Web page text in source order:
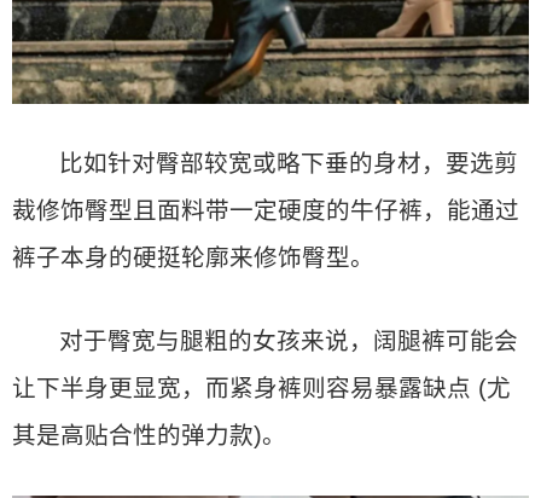
比如针对臀部较宽或略下垂的身材，要选剪
裁修饰臀型且面料带一定硬度的牛仔裤，能通过
裤子本身的硬挺轮廓来修饰臀型。
对于臀宽与腿粗的女孩来说，阔腿裤可能会
让下半身更显宽，而紧身裤则容易暴露缺点 (尤
其是高贴合性的弹力款)。